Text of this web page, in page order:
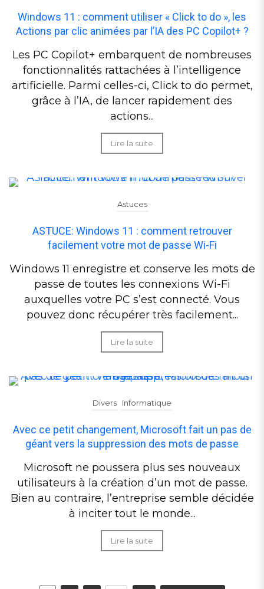
Windows 11 : comment utiliser « Click to do », les
Actions par clic animées par l’IA des PC Copilot+ ?
Les PC Copilot+ embarquent de nombreuses
fonctionnalités rattachées à l’intelligence
artificielle. Parmi celles-ci, Click to do permet,
grâce à l’IA, de lancer rapidement des
actions...
Lire la suite
Astuces
ASTUCE: Windows 11 : comment retrouver
facilement votre mot de passe Wi-Fi
Windows 11 enregistre et conserve les mots de
passe de toutes les connexions Wi-Fi
auxquelles votre PC s’est connecté. Vous
pouvez donc récupérer très facilement...
Lire la suite
Divers Informatique
Avec ce petit changement, Microsoft fait un pas de
géant vers la suppression des mots de passe
Microsoft ne poussera plus ses nouveaux
utilisateurs à la création d’un mot de passe.
Bien au contraire, l’entreprise semble décidée
à inciter tout le monde...
Lire la suite